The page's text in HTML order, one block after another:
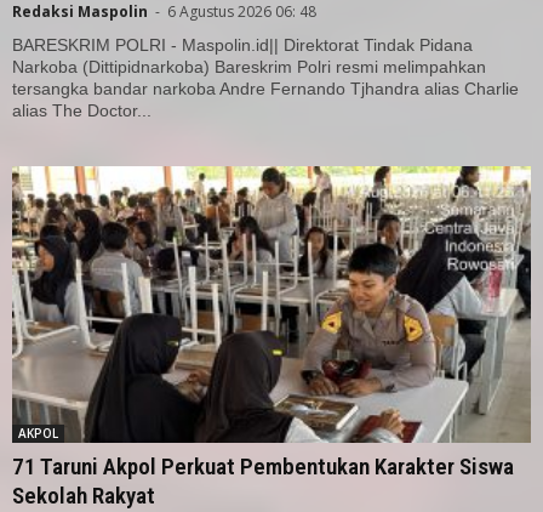
Redaksi Maspolin - 6 Agustus 2026 06: 48
BARESKRIM POLRI - Maspolin.id|| Direktorat Tindak Pidana
Narkoba (Dittipidnarkoba) Bareskrim Polri resmi melimpahkan
tersangka bandar narkoba Andre Fernando Tjhandra alias Charlie
alias The Doctor...
AKPOL
71 Taruni Akpol Perkuat Pembentukan Karakter Siswa
Sekolah Rakyat